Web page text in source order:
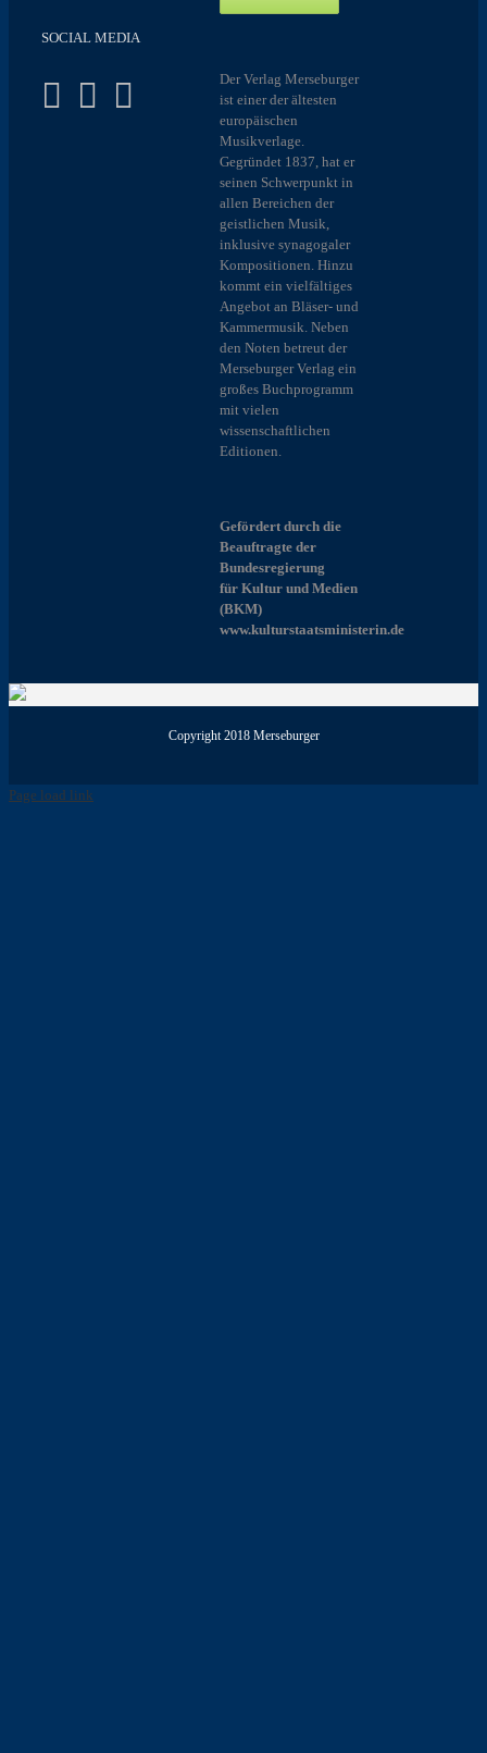
SOCIAL MEDIA
Der Verlag Merseburger
ist einer der ältesten
europäischen
Musikverlage.
Gegründet 1837, hat er
seinen Schwerpunkt in
allen Bereichen der
geistlichen Musik,
inklusive synagogaler
Kompositionen. Hinzu
kommt ein vielfältiges
Angebot an Bläser- und
Kammermusik. Neben
den Noten betreut der
Merseburger Verlag ein
großes Buchprogramm
mit vielen
wissenschaftlichen
Editionen.
Gefördert durch die
Beauftragte der
Bundesregierung
für Kultur und Medien
(BKM)
www.kulturstaatsministerin.de
Copyright 2018 Merseburger
Page load link